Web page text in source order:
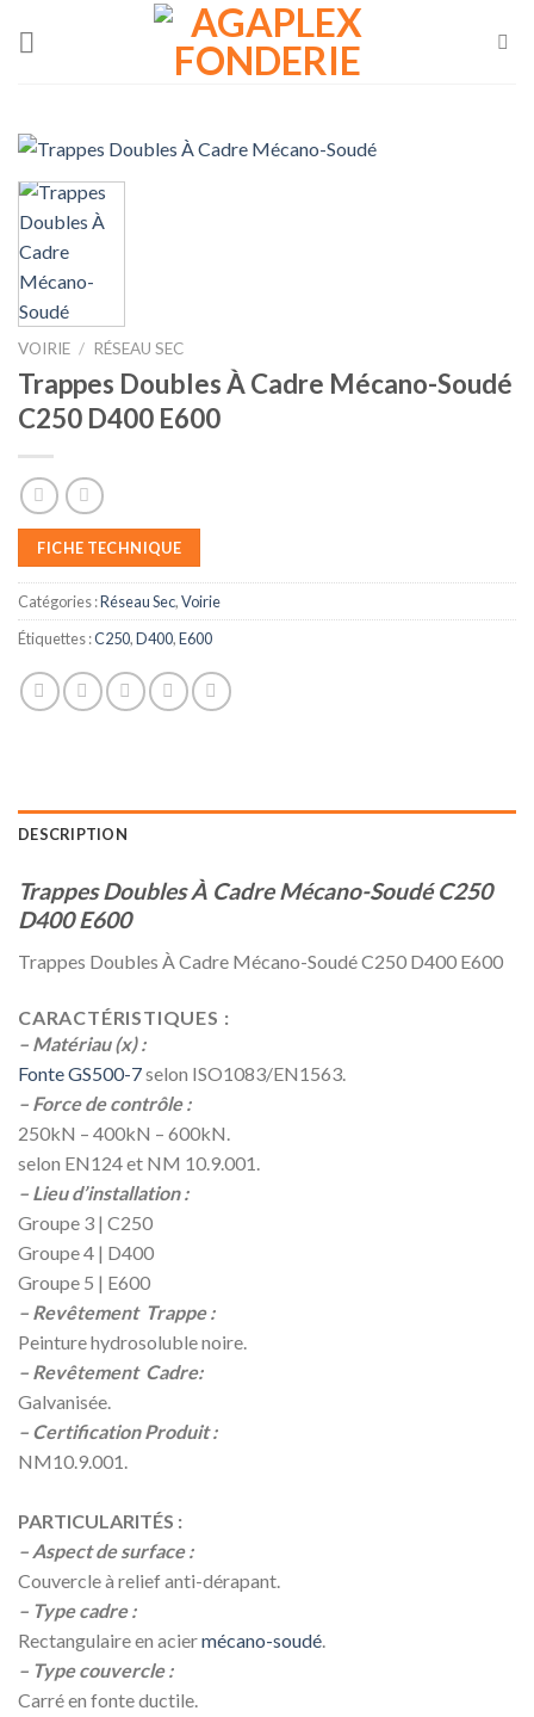
VOIRIE / RÉSEAU SEC
Trappes Doubles À Cadre Mécano-Soudé
C250 D400 E600
FICHE TECHNIQUE
Catégories :Réseau Sec,Voirie
Étiquettes :C250,D400,E600
DESCRIPTION
Trappes Doubles À Cadre Mécano-Soudé C250
D400 E600
Trappes Doubles À Cadre Mécano-Soudé C250 D400 E600
CARACTÉRISTIQUES :
– Matériau (x) :
Fonte GS500-7selon ISO1083/EN1563.
– Force de contrôle :
250kN – 400kN – 600kN.
selon EN124 et NM 10.9.001.
– Lieu d’installation :
Groupe 3 | C250
Groupe 4 | D400
Groupe 5 | E600
– Revêtement Trappe :
Peinture hydrosoluble noire.
– Revêtement Cadre:
Galvanisée.
– Certification Produit :
NM10.9.001.
PARTICULARITÉS :
– Aspect de surface :
Couvercle à relief anti-dérapant.
– Type cadre :
Rectangulaire en aciermécano-soudé
– Type couvercle :
Carré en fonte ductile.